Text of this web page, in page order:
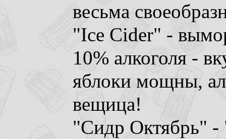
весьма
"Ice Cider" -
10% алкоголя -
яблоки мощны,
вещица!
"Сидр Октябрь"